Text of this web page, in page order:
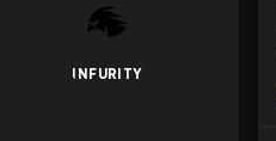
INFURITY